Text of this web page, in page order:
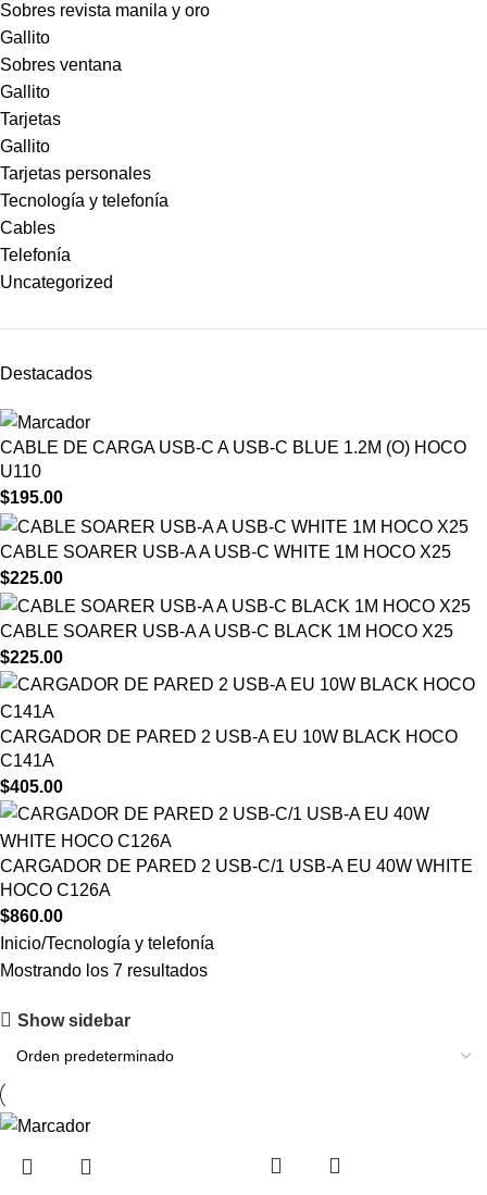
Sobres revista manila y oro
Gallito
Sobres ventana
Gallito
Tarjetas
Gallito
Tarjetas personales
Tecnología y telefonía
Cables
Telefonía
Uncategorized
Destacados
CABLE DE CARGA USB-C A USB-C BLUE 1.2M (O) HOCO
U110
$195.00
CABLE SOARER USB-A A USB-C WHITE 1M HOCO X25
$225.00
CABLE SOARER USB-A A USB-C BLACK 1M HOCO X25
$225.00
CARGADOR DE PARED 2 USB-A EU 10W BLACK HOCO
C141A
$405.00
CARGADOR DE PARED 2 USB-C/1 USB-A EU 40W WHITE
HOCO C126A
$860.00
Inicio Tecnología y telefonía
Mostrando los 7 resultados
Show sidebar